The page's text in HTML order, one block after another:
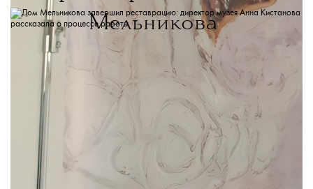
Мельникова